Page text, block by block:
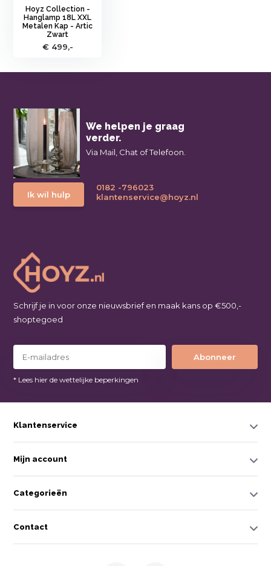
Hoyz Collection -
Hanglamp 18L XXL
Metalen Kap - Artic
Zwart
€ 499,-
We helpen je graag
verder.
Via Mail, Chat of Telefoon.
Ik wil hulp
0182 -796023
klantenservice@hoyz.nl
Schrijf je in voor onze nieuwsbrief en maak kans op €500,-
shoptegoed
Abonneer
* Lees hier de wettelijke beperkingen
Klantenservice
Mijn account
Categorieën
Contact